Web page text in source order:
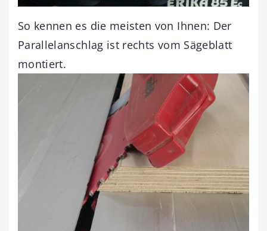
So kennen es die meisten von Ihnen: Der
Parallelanschlag ist rechts vom Sägeblatt
montiert.